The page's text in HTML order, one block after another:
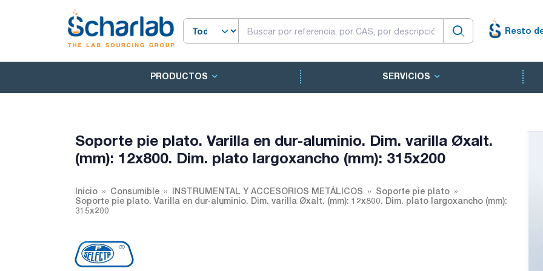
Resto
PRODUCTOS SERVICIOS
Soporte pie plato. Varilla en dur-aluminio. Dim. varilla Øxalt.
(mm): 12x800. Dim. plato largoxancho (mm): 315x200
Inicio Consumible INSTRUMENTAL Y ACCESORIOS METÁLICOS
Soporte pie plato
Soporte pie plato. Varilla en dur-aluminio. Dim. varilla Øxalt. (mm): 12x800. Dim. plato largoxancho (mm):
315x200